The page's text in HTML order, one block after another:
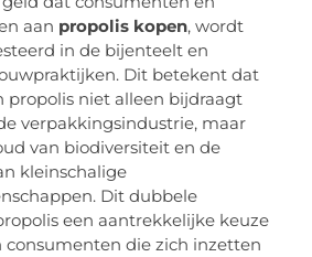
aan propolis kopen, wordt
in de bijenteelt en
Dit betekent dat
propolis niet alleen bijdraagt
verpakkingsindustrie, maar
van biodiversiteit en de
kleinschalige
Dit dubbele
een aantrekkelijke keuze
consumenten die zich inzetten